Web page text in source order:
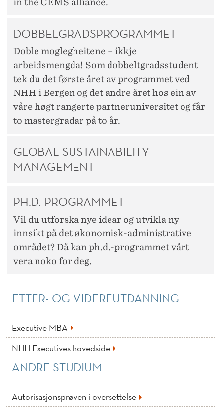
in the CEMS alliance.
DOBBELGRADSPROGRAMMET
Doble moglegheitene – ikkje
arbeidsmengda! Som dobbeltgradsstudent
tek du det første året av programmet ved
NHH i Bergen og det andre året hos ein av
våre høgt rangerte partneruniversitet og får
to mastergradar på to år.
GLOBAL SUSTAINABILITY
MANAGEMENT
PH.D.-PROGRAMMET
Vil du utforska nye idear og utvikla ny
innsikt på det økonomisk-administrative
området? Då kan ph.d.-programmet vårt
vera noko for deg.
ETTER- OG VIDEREUTDANNING
Executive MBA
NHH Executives hovedside
ANDRE STUDIUM
Autorisasjonsprøven i oversettelse